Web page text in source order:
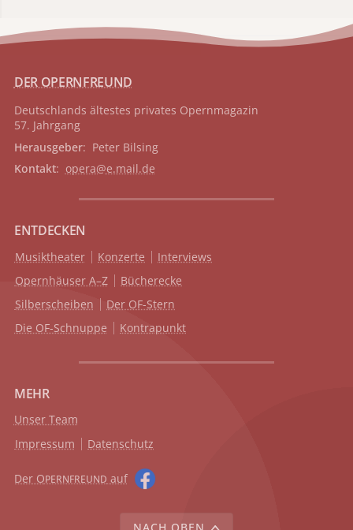
DER OPERNFREUND
Deutschlands ältestes privates Opernmagazin
57. Jahrgang
Herausgeber: Peter Bilsing
Kontakt: opera@e.mail.de
ENTDECKEN
Musiktheater Konzerte
Interviews
Opernhäuser A–Z
Bücherecke
Silberscheiben
Der OF-Stern
Die OF-Schnuppe
Kontrapunkt
MEHR
Unser Team
Impressum
Datenschutz
Der OPERNFREUND auf